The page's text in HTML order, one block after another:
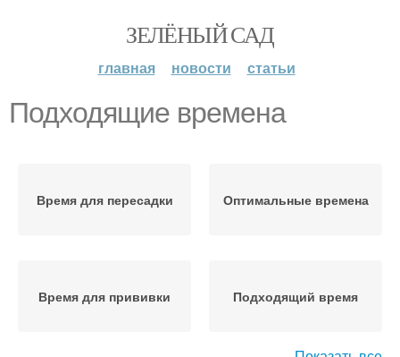
ЗЕЛЁНЫЙ САД
главная новости статьи
Подходящие времена
Время для пересадки Оптимальные времена
Время для прививки Подходящий время